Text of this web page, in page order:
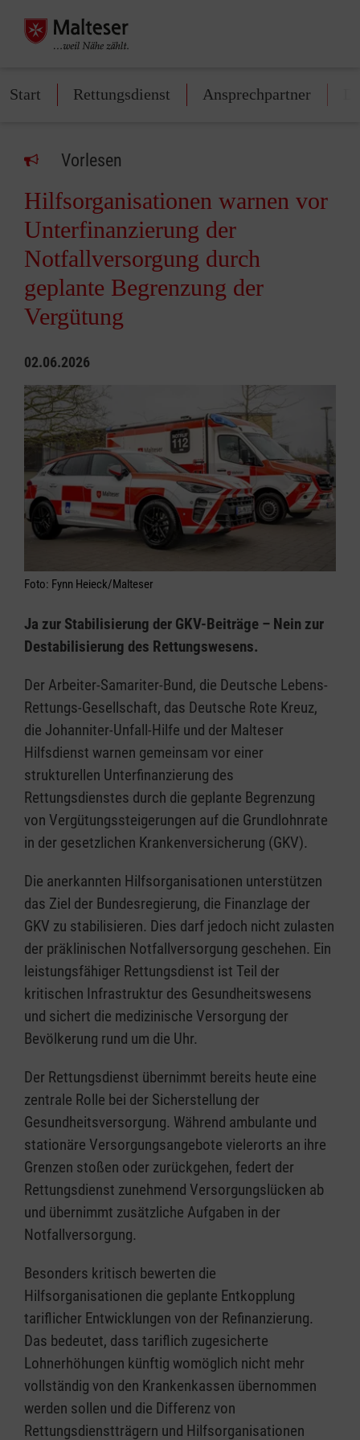
Start Rettungsdienst Ansprechpartner
Vorlesen
Hilfsorganisationen warnen vor
Unterfinanzierung der
Notfallversorgung durch
geplante Begrenzung der
Vergütung
02.06.2026
Foto: Fynn Heieck/Malteser
Ja zur Stabilisierung der GKV-Beiträge – Nein zur
Destabilisierung des Rettungswesens.
Der Arbeiter-Samariter-Bund, die Deutsche Lebens-
Rettungs-Gesellschaft, das Deutsche Rote Kreuz,
die Johanniter-Unfall-Hilfe und der Malteser
Hilfsdienst warnen gemeinsam vor einer
strukturellen Unterfinanzierung des
Rettungsdienstes durch die geplante Begrenzung
von Vergütungssteigerungen auf die Grundlohnrate
in der gesetzlichen Krankenversicherung (GKV).
Die anerkannten Hilfsorganisationen unterstützen
das Ziel der Bundesregierung, die Finanzlage der
GKV zu stabilisieren. Dies darf jedoch nicht zulasten
der präklinischen Notfallversorgung geschehen. Ein
leistungsfähiger Rettungsdienst ist Teil der
kritischen Infrastruktur des Gesundheitswesens
und sichert die medizinische Versorgung der
Bevölkerung rund um die Uhr.
Der Rettungsdienst übernimmt bereits heute eine
zentrale Rolle bei der Sicherstellung der
Gesundheitsversorgung. Während ambulante und
stationäre Versorgungsangebote vielerorts an ihre
Grenzen stoßen oder zurückgehen, federt der
Rettungsdienst zunehmend Versorgungslücken ab
und übernimmt zusätzliche Aufgaben in der
Notfallversorgung.
Besonders kritisch bewerten die
Hilfsorganisationen die geplante Entkopplung
tariflicher Entwicklungen von der Refinanzierung.
Das bedeutet, dass tariflich zugesicherte
Lohnerhöhungen künftig womöglich nicht mehr
vollständig von den Krankenkassen übernommen
werden sollen und die Differenz von
Rettungsdienstträgern und Hilfsorganisationen